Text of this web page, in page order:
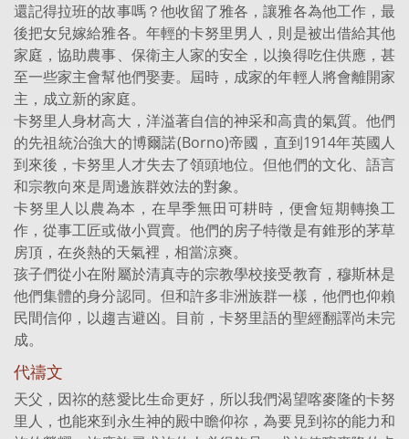
還記得拉班的故事嗎？他收留了雅各，讓雅各為他工作，最
後把女兒嫁給雅各。年輕的卡努里男人，則是被出借給其他
家庭，協助農事、保衛主人家的安全，以換得吃住供應，甚
至一些家主會幫他們娶妻。屆時，成家的年輕人將會離開家
主，成立新的家庭。
卡努里人身材高大，洋溢著自信的神采和高貴的氣質。他們
的先祖統治強大的博爾諾(Borno)帝國，直到1914年英國人
到來後，卡努里人才失去了領頭地位。但他們的文化、語言
和宗教向來是周邊族群效法的對象。
卡努里人以農為本，在旱季無田可耕時，便會短期轉換工
作，從事工匠或做小買賣。他們的房子特徵是有錐形的茅草
房頂，在炎熱的天氣裡，相當涼爽。
孩子們從小在附屬於清真寺的宗教學校接受教育，穆斯林是
他們集體的身分認同。但和許多非洲族群一樣，他們也仰賴
民間信仰，以趨吉避凶。目前，卡努里語的聖經翻譯尚未完
成。
代禱文
天父，因祢的慈愛比生命更好，所以我們渴望喀麥隆的卡努
里人，也能來到永生神的殿中瞻仰祢，為要見到祢的能力和